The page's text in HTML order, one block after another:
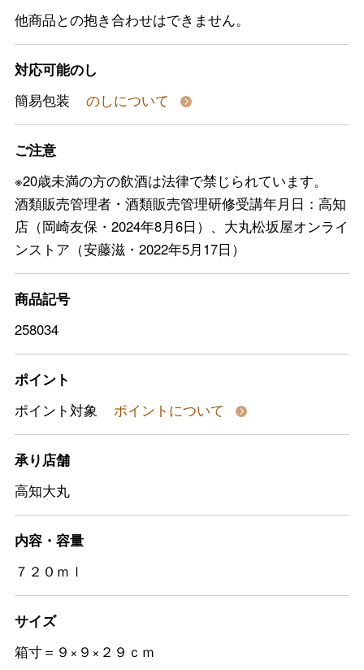
他商品との抱き合わせはできません。
対応可能のし
簡易包装
のしについて
ご注意
※20歳未満の方の飲酒は法律で禁じられています。
酒類販売管理者・酒類販売管理研修受講年月日：高知
店（岡崎友保・2024年8月6日）、大丸松坂屋オンライ
ンストア（安藤滋・2022年5月17日）
商品記号
258034
ポイント
ポイント対象
ポイントについて
承り店舗
高知大丸
内容・容量
７２０ｍｌ
サイズ
箱寸＝９×９×２９ｃｍ